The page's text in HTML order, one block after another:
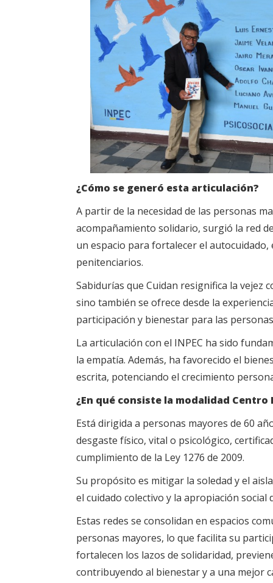
¿Cómo se generó esta articulación?
A partir de la necesidad de las personas
acompañamiento solidario, surgió la red
un espacio para fortalecer el
penitenciarios.
Sabidurías que Cuidan resignifica la vejez
sino también se ofrece desde la
participación y bienestar para las
La articulación con el INPEC ha sido
la empatía. Además, ha favorecido el
escrita, potenciando el crecimiento
¿En qué consiste la modalidad
Está dirigida a personas mayores de 60
desgaste físico, vital o psicológico,
cumplimiento de la Ley 1276 de 2009.
Su propósito es mitigar la soledad y el
el cuidado colectivo y la apropiación social
Estas redes se consolidan en espacios
personas mayores, lo que facilita su
fortalecen los lazos de solidaridad,
contribuyendo al bienestar y a una mejor